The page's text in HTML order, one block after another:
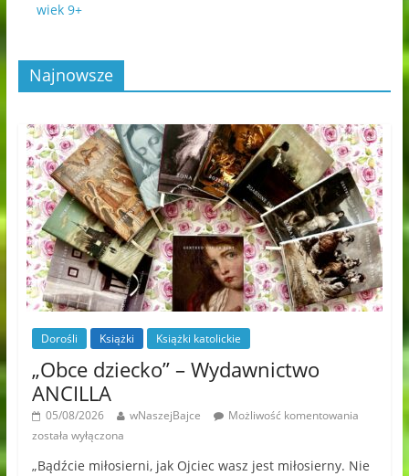
wiek 9+
Najnowsze
Dorośli Książki Książki katolickie
„Obce dziecko” – Wydawnictwo
ANCILLA
05/08/2026 wNaszejBajce
Możliwość komentowania
została wyłączona
„Bądźcie miłosierni, jak Ojciec wasz jest miłosierny. Nie